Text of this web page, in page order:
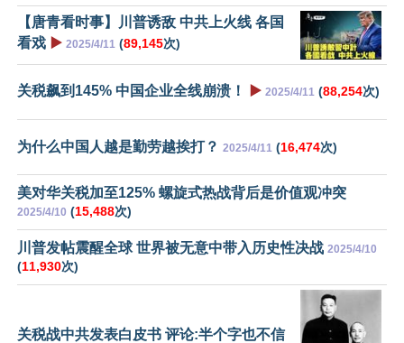
【唐青看时事】川普诱敌 中共上火线 各国
看戏 ▶️ 2025/4/11 (89,145次)
关税飙到145% 中国企业全线崩溃！ ▶️ 2025/4/11 (88,254次)
为什么中国人越是勤劳越挨打？ 2025/4/11 (16,474次)
美对华关税加至125% 螺旋式热战背后是价值观冲突
2025/4/10 (15,488次)
川普发帖震醒全球 世界被无意中带入历史性决战 2025/4/10
(11,930次)
关税战中共发表白皮书 评论:半个字也不信